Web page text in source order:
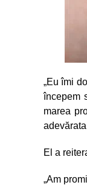
„Eu îmi
începem
marea
El a
„Am